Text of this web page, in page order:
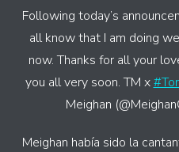
Following today’s
all know that I am doing
now. Thanks for all your
you all very soon. TM x
Meighan
Meighan había sido la